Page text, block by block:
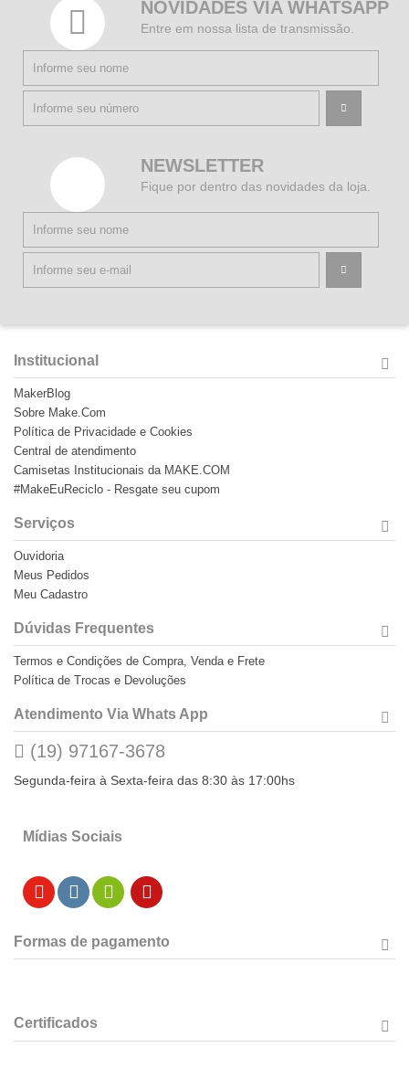
NOVIDADES VIA WHATSAPP
Entre em nossa lista de transmissão.
NEWSLETTER
Fique por dentro das novidades da loja.
Institucional
MakerBlog
Sobre Make.Com
Política de Privacidade e Cookies
Central de atendimento
Camisetas Institucionais da MAKE.COM
#MakeEuReciclo - Resgate seu cupom
Serviços
Ouvidoria
Meus Pedidos
Meu Cadastro
Dúvidas Frequentes
Termos e Condições de Compra, Venda e Frete
Política de Trocas e Devoluções
Atendimento Via Whats App
(19) 97167-3678
Segunda-feira à Sexta-feira das 8:30 às 17:00hs
Mídias Sociais
Formas de pagamento
Certificados